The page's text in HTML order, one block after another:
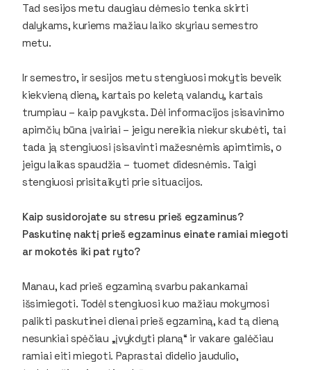
Tad sesijos metu daugiau dėmesio tenka skirti
dalykams, kuriems mažiau laiko skyriau semestro
metu.
Ir semestro, ir sesijos metu stengiuosi mokytis beveik
kiekvieną dieną, kartais po keletą valandų, kartais
trumpiau – kaip pavyksta. Dėl informacijos įsisavinimo
apimčių būna įvairiai – jeigu nereikia niekur skubėti, tai
tada ją stengiuosi įsisavinti mažesnėmis apimtimis, o
jeigu laikas spaudžia – tuomet didesnėmis. Taigi
stengiuosi prisitaikyti prie situacijos.
Kaip susidorojate su stresu prieš egzaminus?
Paskutinę naktį prieš egzaminus einate ramiai miegoti
ar mokotės iki pat ryto?
Manau, kad prieš egzaminą svarbu pakankamai
išsimiegoti. Todėl stengiuosi kuo mažiau mokymosi
palikti paskutinei dienai prieš egzaminą, kad tą dieną
nesunkiai spėčiau „įvykdyti planą“ ir vakare galėčiau
ramiai eiti miegoti. Paprastai didelio jaudulio,